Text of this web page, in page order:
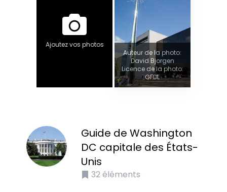
Ajoutez vos photos
Auteur de la photo:
David Bjorgen
Licence de la photo:
GFDL
Guide de Washington
DC capitale des États-
Unis
32éléments